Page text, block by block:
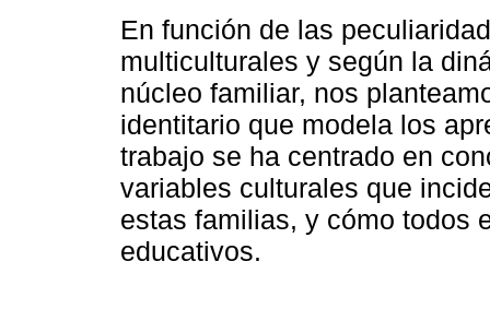
En función de las
multiculturales y según la
núcleo familiar, nos
identitario que modela los
trabajo se ha centrado en
variables culturales que
estas familias, y cómo todos
educativos.